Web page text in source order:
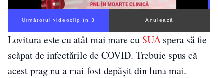
Următorul videoclip în 2 Anulează
Lovitura este cu atât mai mare cu SUA spera să fie
scăpat de infectările de COVID. Trebuie spus că
acest prag nu a mai fost depăşit din luna mai.